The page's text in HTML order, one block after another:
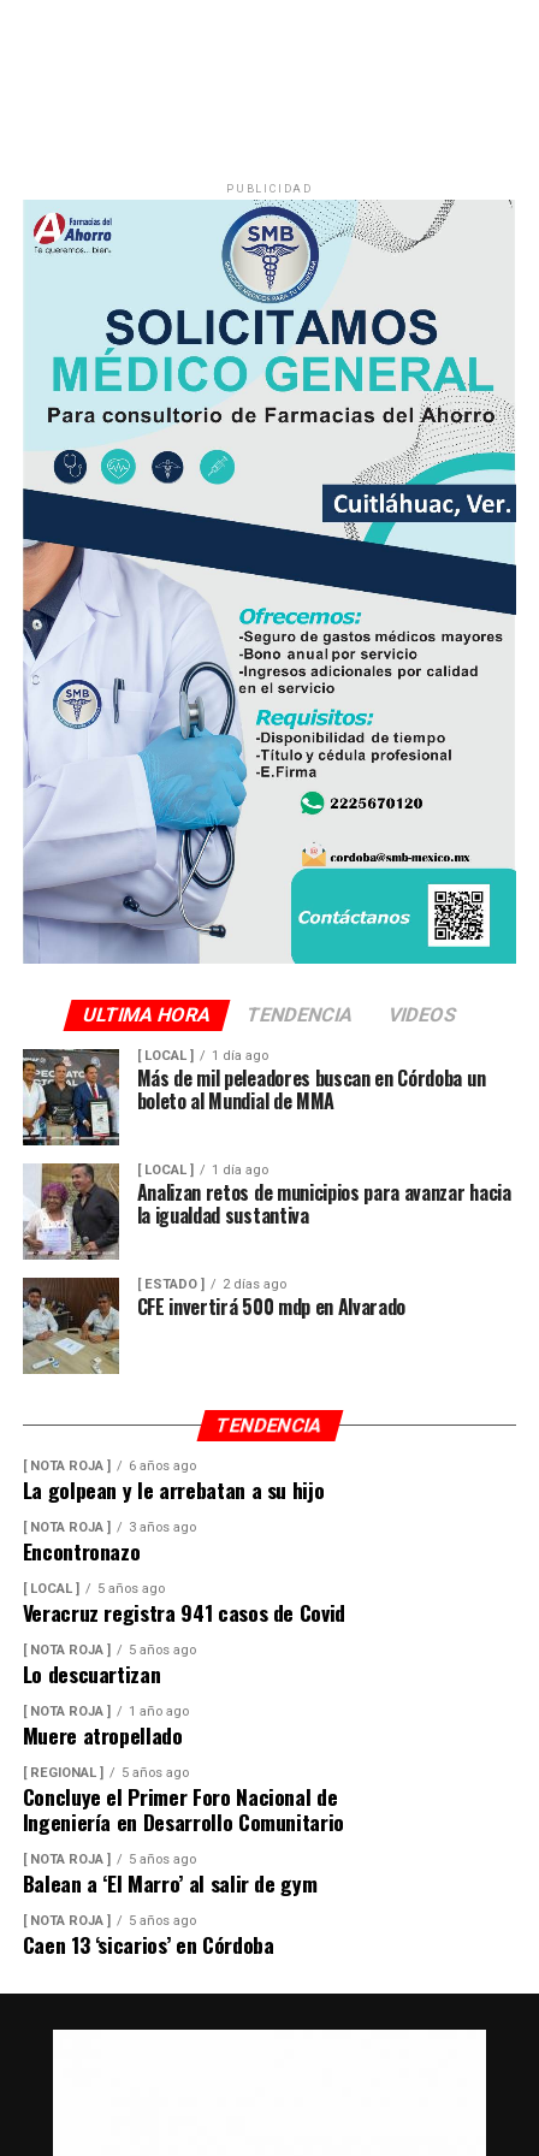
PUBLICIDAD
ULTIMA HORA TENDENCIA VIDEOS
[ LOCAL ] 1 día ago
Más de mil peleadores buscan en Córdoba un
boleto al Mundial de MMA
[ LOCAL ] 1 día ago
Analizan retos de municipios para avanzar hacia
la igualdad sustantiva
[ ESTADO ] 2 días ago
CFE invertirá 500 mdp en Alvarado
TENDENCIA
[ NOTA ROJA ] 6 años ago
La golpean y le arrebatan a su hijo
[ NOTA ROJA ] 3 años ago
Encontronazo
[ LOCAL ] 5 años ago
Veracruz registra 941 casos de Covid
[ NOTA ROJA ] 5 años ago
Lo descuartizan
[ NOTA ROJA ] 1 año ago
Muere atropellado
[ REGIONAL ] 5 años ago
Concluye el Primer Foro Nacional de
Ingeniería en Desarrollo Comunitario
[ NOTA ROJA ] 5 años ago
Balean a ‘El Marro’ al salir de gym
[ NOTA ROJA ] 5 años ago
Caen 13 ‘sicarios’ en Córdoba